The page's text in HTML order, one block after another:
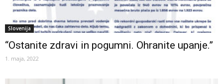
Slovenija
“Ostanite zdravi in pogumni. Ohranite upanje.”
1. maja, 2022